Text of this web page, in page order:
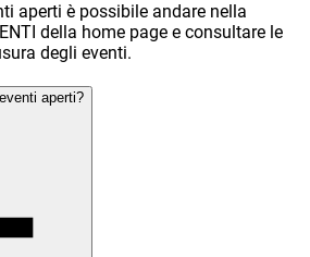
aperti è possibile andare nella
della home page e consultare le
degli eventi.
aperti?